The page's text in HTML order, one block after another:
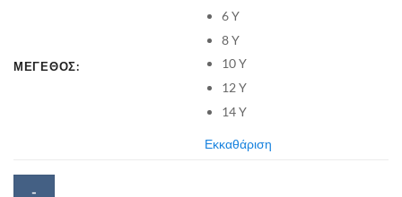
ΜΕΓΕΘΟΣ:
6 Y
8 Y
10 Y
12 Y
14 Y
Εκκαθάριση